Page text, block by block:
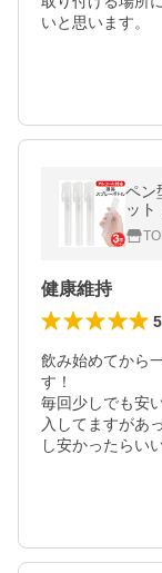
いと思います。
ペン
ット
き
K◇
健康維持
5
飲み始めてから
す！
毎回少しでも安
入してますがあ
し安かったらい